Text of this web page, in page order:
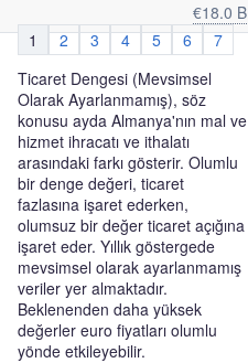
€18.0 B
1
2 3 4 5 6
7
Ticaret Dengesi (Mevsimsel
Olarak Ayarlanmamış), söz
konusu ayda Almanya'nın mal ve
hizmet ihracatı ve ithalatı
arasındaki farkı gösterir. Olumlu
bir denge değeri, ticaret
fazlasına işaret ederken,
olumsuz bir değer ticaret açığına
işaret eder. Yıllık göstergede
mevsimsel olarak ayarlanmamış
veriler yer almaktadır.
Beklenenden daha yüksek
değerler euro fiyatları olumlu
yönde etkileyebilir.